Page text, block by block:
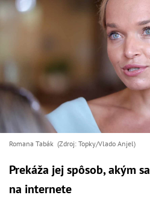
Romana Tabák (Zdroj: Topky/Vlado Anjel)
Prekáža jej spôsob, akým
na internete